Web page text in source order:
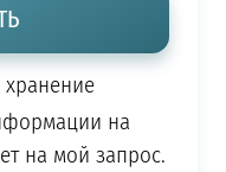
на
на мой запрос.